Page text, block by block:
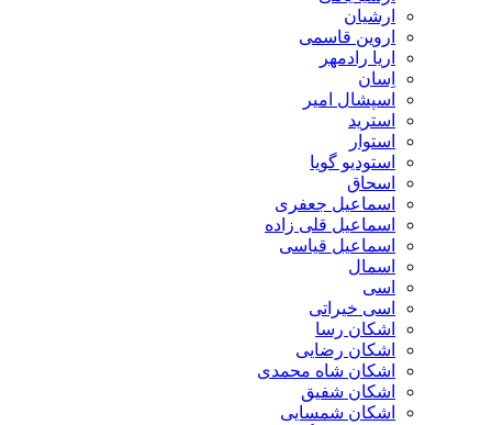
ارشیان
اروین قاسمی
اریا رادمهر
اِسان
اسپشال امیر
استرید
استوار
استودیو گویا
اسحاق
اسماعیل جعفری
اسماعیل قلی زاده
اسماعیل قیاسی
اسمال
اسی
اسی خیراتی
اشکان رسا
اشکان رضایی
اشکان شاه محمدی
اشکان شفیق
اشکان شمسایی